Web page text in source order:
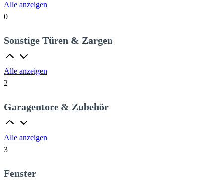
Alle anzeigen
0
Sonstige Türen & Zargen
Alle anzeigen
2
Garagentore & Zubehör
Alle anzeigen
3
Fenster